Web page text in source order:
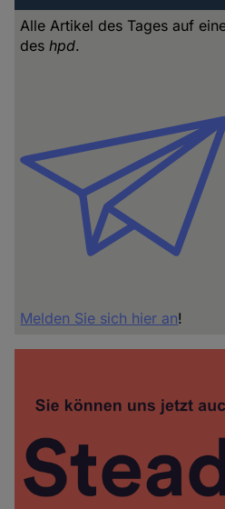
Alle Artikel des Tages auf
deshpd.
Melden Sie sich hier an!
ADVERTISING